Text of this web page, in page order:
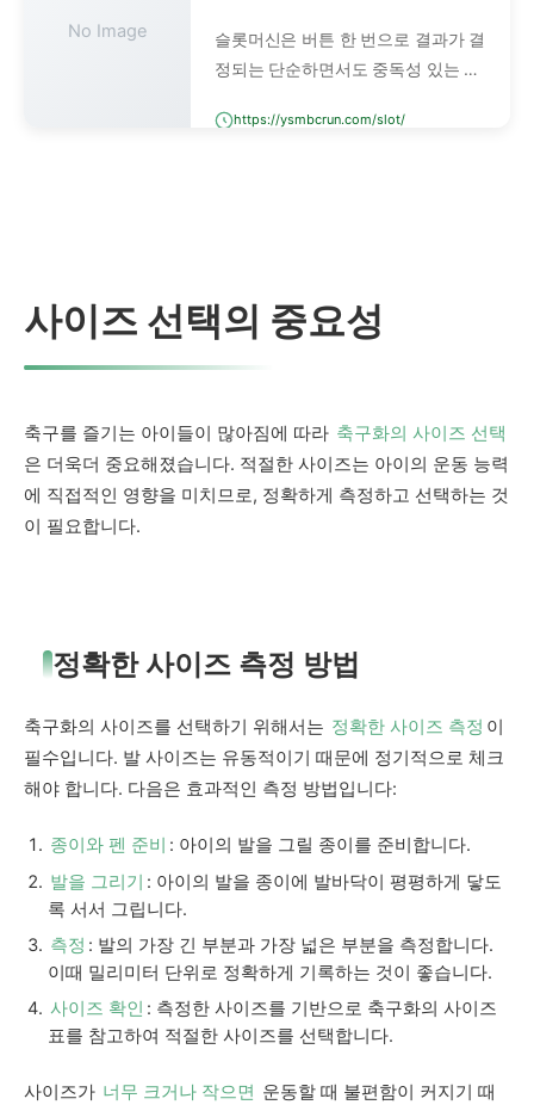
No Image
슬롯머신은 버튼 한 번으로 결과가 결
정되는 단순하면서도 중독성 있는 카
기는 기계식 슬롯이 주류였지만, 이제
https://ysmbcrun.com/slot/
사이즈 선택의 중요성
축구를 즐기는 아이들이 많아짐에 따라 축구화의 사이즈 선택
은 더욱더 중요해졌습니다. 적절한 사이즈는 아이의 운동 능력
에 직접적인 영향을 미치므로, 정확하게 측정하고 선택하는 것
이 필요합니다.
정확한 사이즈 측정 방법
축구화의 사이즈를 선택하기 위해서는 정확한 사이즈 측정 이
필수입니다. 발 사이즈는 유동적이기 때문에 정기적으로 체크
해야 합니다. 다음은 효과적인 측정 방법입니다:
종이와 펜 준비 : 아이의 발을 그릴 종이를 준비합니다.
발을 그리기 : 아이의 발을 종이에 발바닥이 평평하게 닿도
록 서서 그립니다.
측정 : 발의 가장 긴 부분과 가장 넓은 부분을 측정합니다.
이때 밀리미터 단위로 정확하게 기록하는 것이 좋습니다.
사이즈 확인 : 측정한 사이즈를 기반으로 축구화의 사이즈
표를 참고하여 적절한 사이즈를 선택합니다.
사이즈가 너무 크거나 작으면 운동할 때 불편함이 커지기 때